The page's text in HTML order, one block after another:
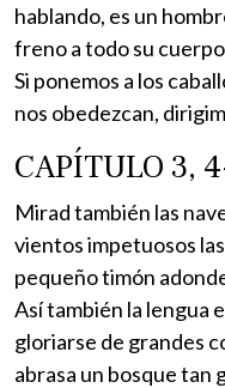
hablando, es un
freno a todo su
Si ponemos a los
nos obedezcan,
CAPÍTULO 3,
Mirad también las
vientos impetuosos
pequeño timón
Así también la lengua
gloriarse de grandes
abrasa un bosque tan